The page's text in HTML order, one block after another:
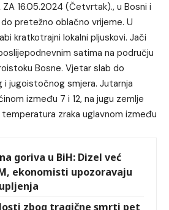
ZA 16.05.2024 (Četvrtak)., u Bosni i
pretežno oblačno vrijeme. U
kratkotrajni lokalni pljuskovi. Jači
satima na području
Bosne. Vjetar slab do
i jugoistočnog smjera. Jutarnja
između 7 i 12, na jugu zemlje
temperatura zraka uglavnom između
goriva u BiH: Dizel već
ekonomisti upozoravaju
zbog tragične smrti pet